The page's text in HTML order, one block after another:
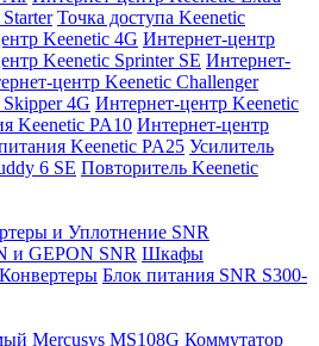
Точка доступа Keenetic
Keenetic 4G Интернет-центр
Keenetic Sprinter SE Интернет-
центр Keenetic Challenger
4G Интернет-центр Keenetic
Keenetic PA10 Интернет-центр
Keenetic PA25 Усилитель
6 SE Повторитель Keenetic
и Уплотнение SNR
и GEPON SNR Шкафы
Конвертеры Блок питания SNR S300-
Mercusys MS108G Коммутатор